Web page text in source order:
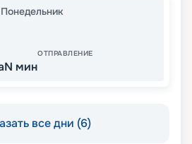
Понедельник
мин
ОТПРАВЛЕНИЕ
все дни (6)